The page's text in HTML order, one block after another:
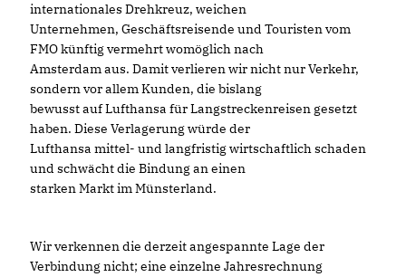
internationales Drehkreuz, weichen
Unternehmen, Geschäftsreisende und Touristen vom
FMO künftig vermehrt womöglich nach
Amsterdam aus. Damit verlieren wir nicht nur Verkehr,
sondern vor allem Kunden, die bislang
bewusst auf Lufthansa für Langstreckenreisen gesetzt
haben. Diese Verlagerung würde der
Lufthansa mittel- und langfristig wirtschaftlich schaden
und schwächt die Bindung an einen
starken Markt im Münsterland.
Wir verkennen die derzeit angespannte Lage der
Verbindung nicht; eine einzelne Jahresrechnung